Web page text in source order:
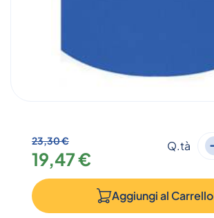
23,30 €
19,47 €
Q.tà
Aggiungi al Carrello